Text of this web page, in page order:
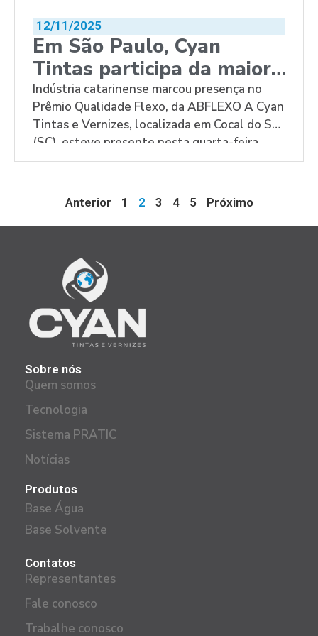
12/11/2025
Em São Paulo, Cyan
Tintas participa da maior
premiação flexográfica da
América Latina
Indústria catarinense marcou presença no
Prêmio Qualidade Flexo, da ABFLEXO A Cyan
Tintas e Vernizes, localizada em Cocal do Sul
(SC), esteve presente nesta quarta-feira
(12), na cerimônia do Prêmio Qualidade Flexo,
de Flexografia e Conversão Digital
profissionais de todo o país para reconhecer
Anterior 1 2 3 4 5 Próximo
Sobre nós
Quem somos
Tecnologia
Sistema PRATIC
Notícias
Produtos
Base Água
Base Solvente
Contatos
Representantes
Fale conosco
Trabalhe conosco